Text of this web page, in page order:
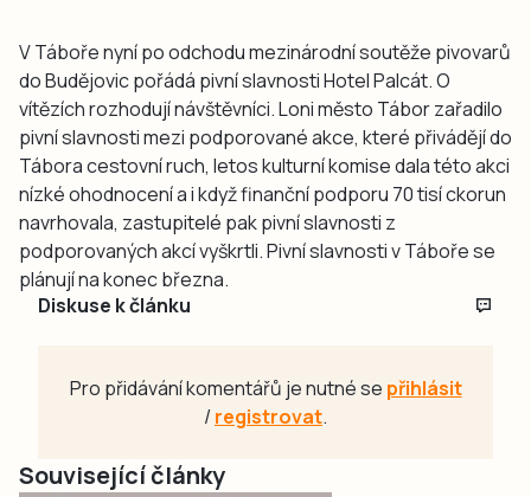
V Táboře nyní po odchodu mezinárodní soutěže pivovarů
do Budějovic pořádá pivní slavnosti Hotel Palcát. O
vítězích rozhodují návštěvníci. Loni město Tábor zařadilo
pivní slavnosti mezi podporované akce, které přivádějí do
Tábora cestovní ruch, letos kulturní komise dala této akci
nízké ohodnocení a i když finanční podporu 70 tisí ckorun
navrhovala, zastupitelé pak pivní slavnosti z
podporovaných akcí vyškrtli. Pivní slavnosti v Táboře se
plánují na konec března.
Diskuse k článku
Pro přidávání komentářů je nutné se přihlásit
/registrovat.
Související články